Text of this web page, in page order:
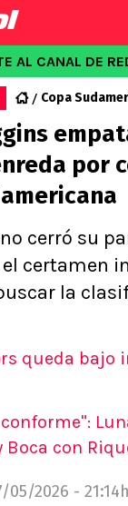
AL CANAL DE
Copa
por
cerró su
certamen
la
queda bajo
Boca con
05/2026 -